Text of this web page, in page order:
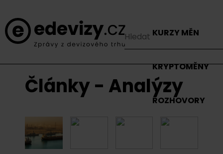
KURZY MĚN
KRYPTOMĚNY
ROZHOVORY
Články - Analýzy